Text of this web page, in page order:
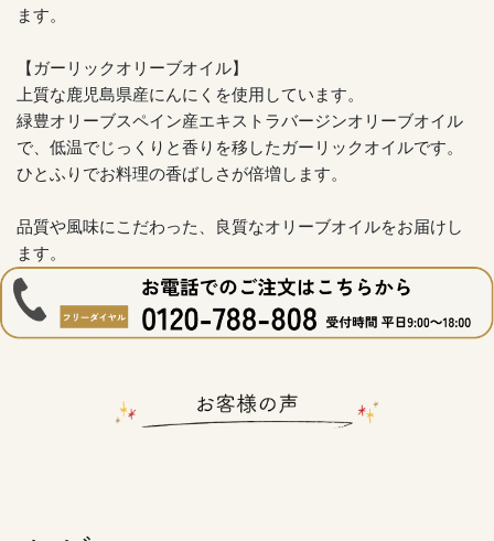
ます。
【ガーリックオリーブオイル】
上質な鹿児島県産にんにくを使用しています。
緑豊オリーブスペイン産エキストラバージンオリーブオイル
で、低温でじっくりと香りを移したガーリックオイルです。
ひとふりでお料理の香ばしさが倍増します。
品質や風味にこだわった、良質なオリーブオイルをお届けし
ます。